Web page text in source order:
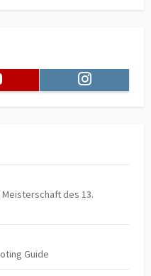
Instagram
des 13.
Guide